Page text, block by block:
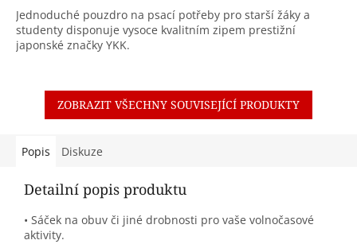
Jednoduché pouzdro na psací potřeby pro starší žáky a
studenty disponuje vysoce kvalitním zipem prestižní
japonské značky YKK.
ZOBRAZIT VŠECHNY SOUVISEJÍCÍ PRODUKTY
Popis Diskuze
Detailní popis produktu
• Sáček na obuv či jiné drobnosti pro vaše volnočasové
aktivity.